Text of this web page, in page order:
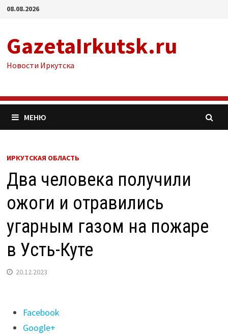
Перейти
08.08.2026
GazetaIrkutsk.ru
Новости Иркутска
МЕНЮ
ИРКУТСКАЯ ОБЛАСТЬ
Два человека получили
ожоги и отравились
угарным газом на пожаре
в Усть-Куте
20.12.2023
Поделиться
"Два
Facebook
Google+